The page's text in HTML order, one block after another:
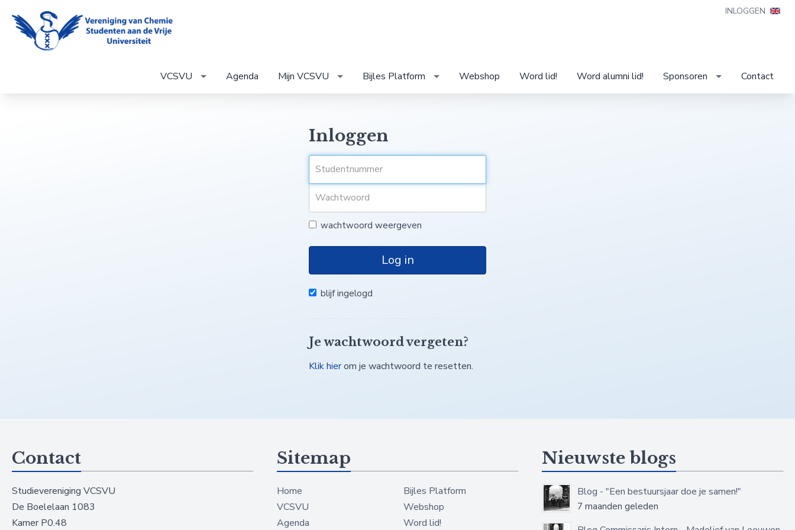
INLOGGEN
VCSVU Agenda Mijn VCSVU Bijles Platform Webshop Word lid! Word alumni lid! Sponsoren Contact
Inloggen
wachtwoord weergeven
Log in
blijf ingelogd
Je wachtwoord vergeten?
Klik hierom je wachtwoord te resetten.
Contact
Studievereniging VCSVU
De Boelelaan 1083
Kamer P0.48
Sitemap
Home
VCSVU
Agenda
Bijles Platform
Webshop
Word lid!
Nieuwste blogs
Blog - "Een bestuursjaar doe je samen!"
7 maanden geleden